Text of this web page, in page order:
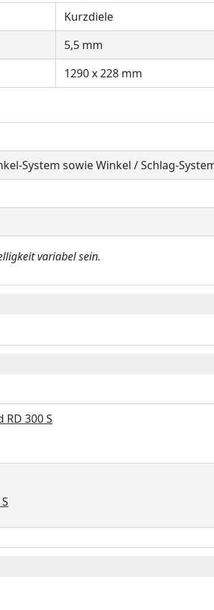
Kurzdiele
5,5 mm
1290 x 228 mm
System sowie Winkel / Schlag-
variabel sein.
300 S